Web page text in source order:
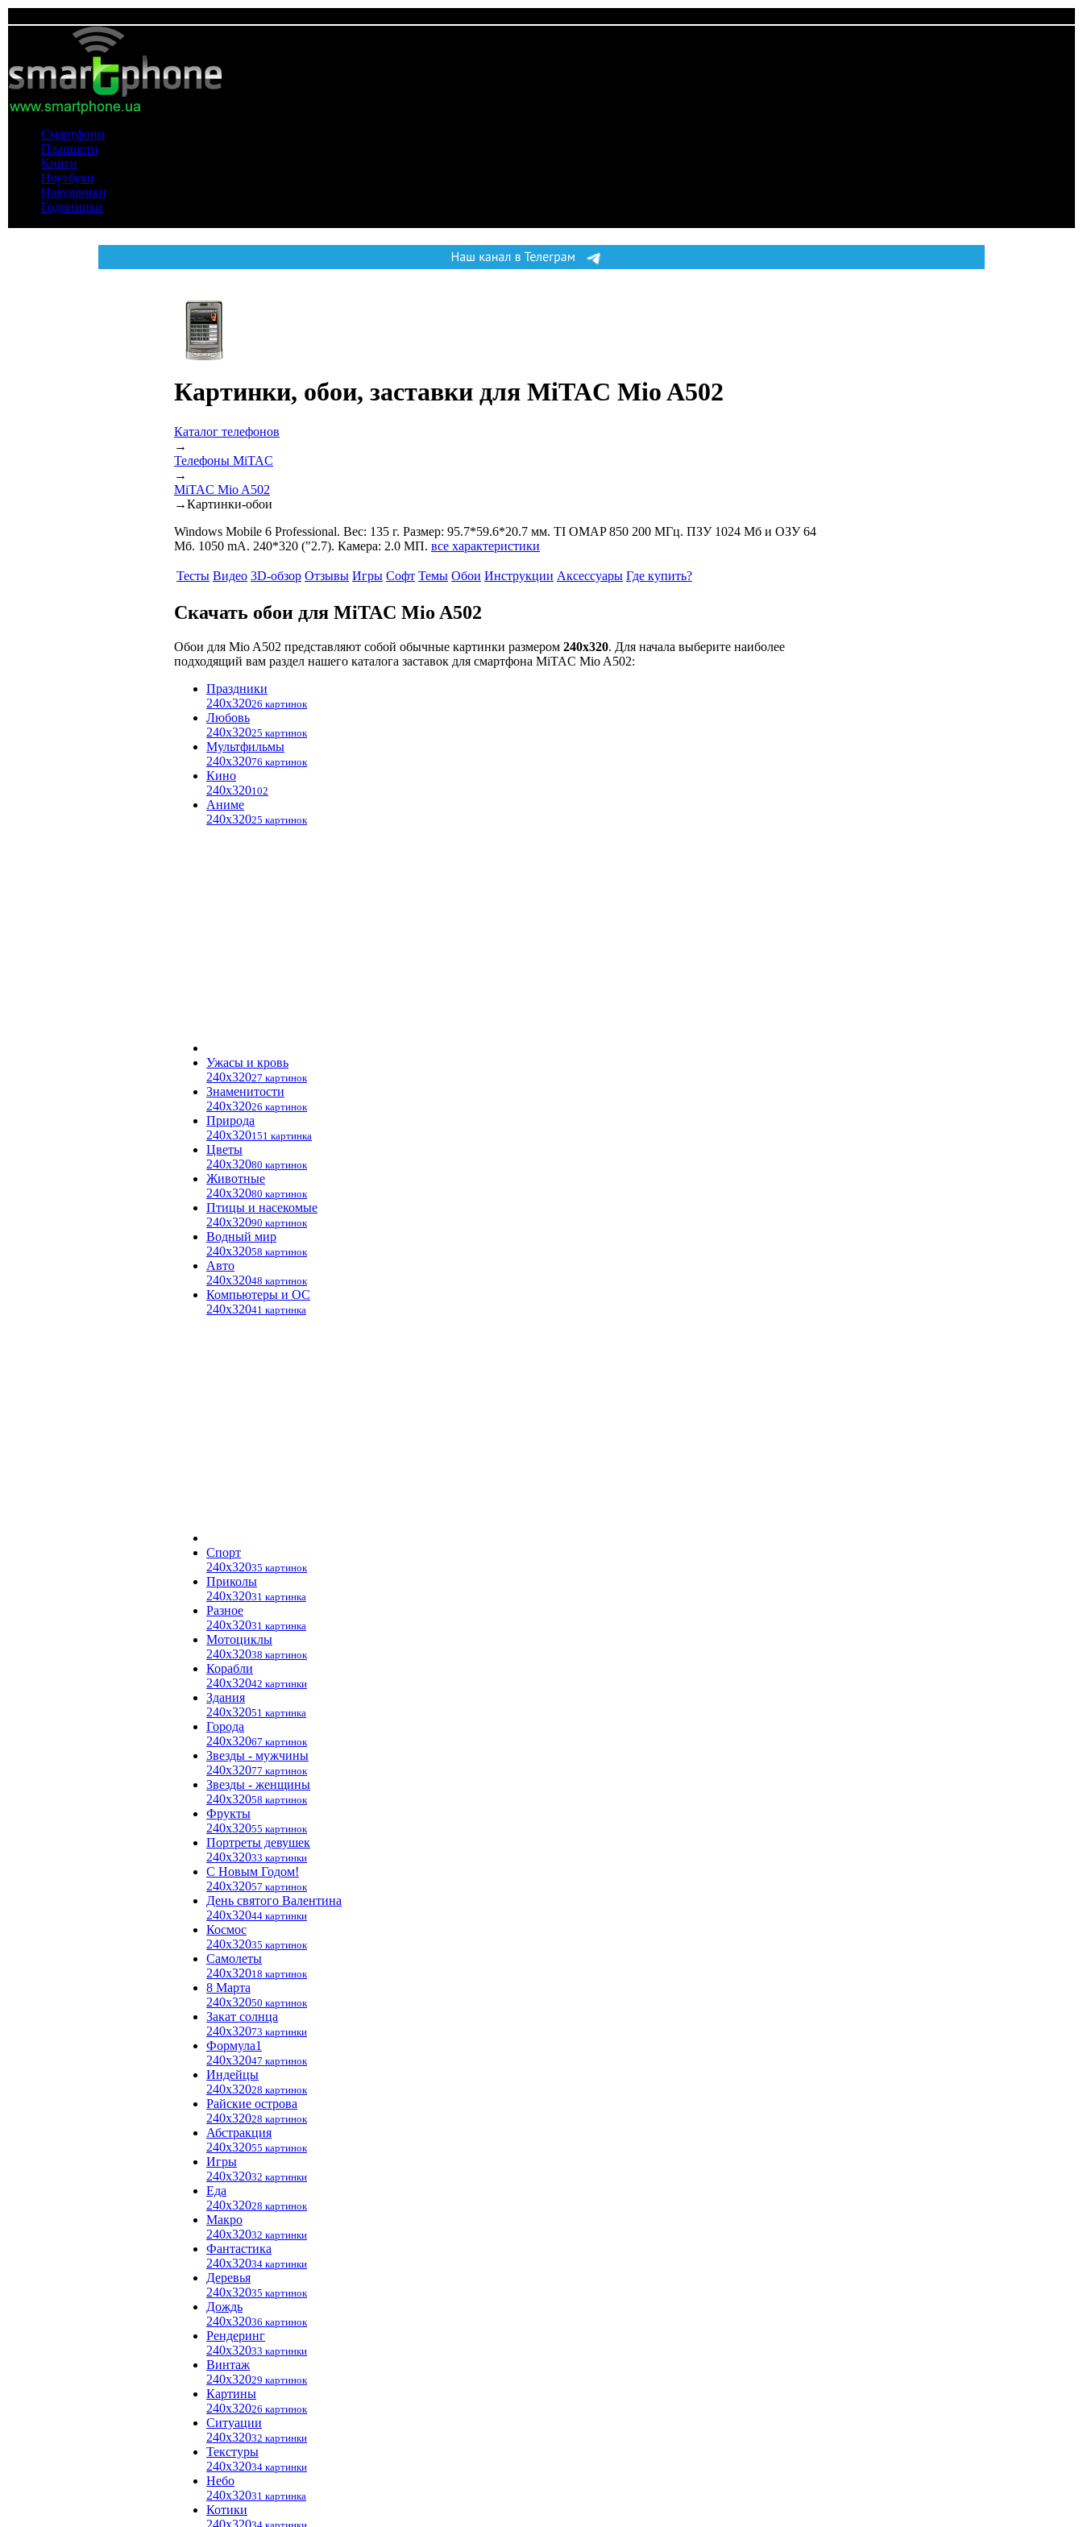
Смартфони
Планшети
Книги
Ноутбуки
Навушники
Годинники
Картинки, обои, заставки для MiTAC Mio A502
Каталог телефонов
→
Телефоны MiTAC
→
MiTAC Mio A502
→Картинки-обои
Windows Mobile 6 Professional. Вес: 135 г. Размер: 95.7*59.6*20.7 мм. TI OMAP 850 200 МГц. ПЗУ 1024 Мб и ОЗУ 64
Мб. 1050 mA. 240*320 ("2.7). Камера: 2.0 МП. все характеристики
Тесты Видео 3D-обзор Отзывы Игры Софт Темы Обои Инструкции Аксессуары Где купить?
Скачать обои для MiTAC Mio A502
Обои для Mio A502 представляют собой обычные картинки размером 240x320. Для начала выберите наиболее
подходящий вам раздел нашего каталога заставок для смартфона MiTAC Mio A502:
Праздники
240x32026 картинок
Любовь
240x32025 картинок
Мультфильмы
240x32076 картинок
Кино
240x320102
Аниме
240x32025 картинок
Ужасы и кровь
240x32027 картинок
Знаменитости
240x32026 картинок
Природа
240x320151 картинка
Цветы
240x32080 картинок
Животные
240x32080 картинок
Птицы и насекомые
240x32090 картинок
Водный мир
240x32058 картинок
Авто
240x32048 картинок
Компьютеры и ОС
240x32041 картинка
Спорт
240x32035 картинок
Приколы
240x32031 картинка
Разное
240x32031 картинка
Мотоциклы
240x32038 картинок
Корабли
240x32042 картинки
Здания
240x32051 картинка
Города
240x32067 картинок
Звезды - мужчины
240x32077 картинок
Звезды - женщины
240x32058 картинок
Фрукты
240x32055 картинок
Портреты девушек
240x32033 картинки
С Новым Годом!
240x32057 картинок
День святого Валентина
240x32044 картинки
Космос
240x32035 картинок
Самолеты
240x32018 картинок
8 Марта
240x32050 картинок
Закат солнца
240x32073 картинки
Формула1
240x32047 картинок
Индейцы
240x32028 картинок
Райские острова
240x32028 картинок
Абстракция
240x32055 картинок
Игры
240x32032 картинки
Еда
240x32028 картинок
Макро
240x32032 картинки
Фантастика
240x32034 картинки
Деревья
240x32035 картинок
Дождь
240x32036 картинок
Рендеринг
240x32033 картинки
Винтаж
240x32029 картинок
Картины
240x32026 картинок
Ситуации
240x32032 картинки
Текстуры
240x32034 картинки
Небо
240x32031 картинка
Котики
240x320